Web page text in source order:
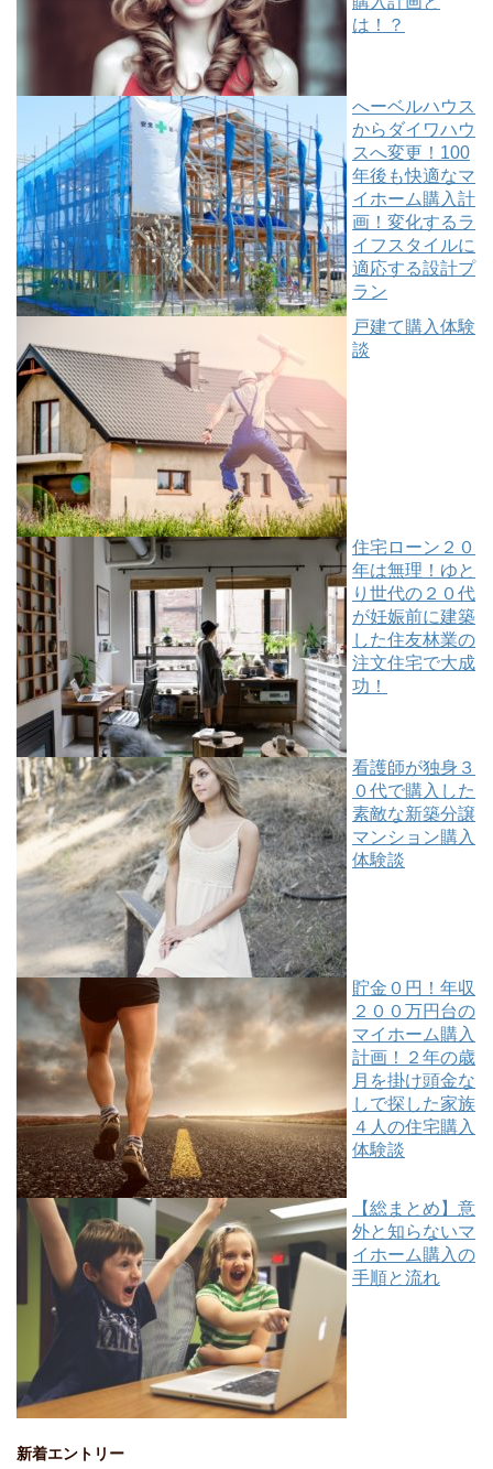
は！？
へーベルハウス
からダイワハウ
スへ変更！100
年後も快適なマ
イホーム購入計
画！変化するラ
イフスタイルに
適応する設計プ
ラン
戸建て購入体験
談
住宅ローン２０
年は無理！ゆと
り世代の２０代
が妊娠前に建築
した住友林業の
注文住宅で大成
功！
看護師が独身３
０代で購入した
素敵な新築分譲
マンション購入
体験談
貯金０円！年収
２００万円台の
マイホーム購入
計画！２年の歳
月を掛け頭金な
しで探した家族
４人の住宅購入
体験談
【総まとめ】意
外と知らないマ
イホーム購入の
手順と流れ
新着エントリー